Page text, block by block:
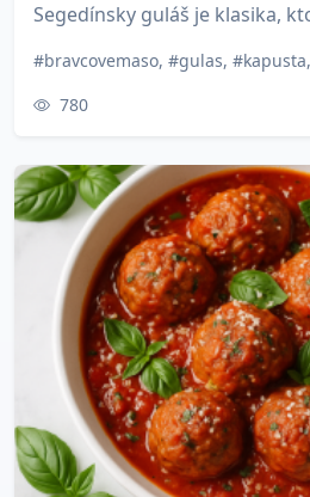
Segedínsky guláš je klasika,
780